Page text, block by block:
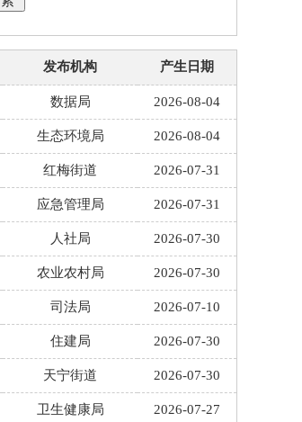
发布机构 产生日期
数据局 2026-08-04
生态环境局 2026-08-04
红梅街道 2026-07-31
应急管理局 2026-07-31
人社局 2026-07-30
农业农村局 2026-07-30
司法局 2026-07-10
住建局 2026-07-30
天宁街道 2026-07-30
卫生健康局 2026-07-27